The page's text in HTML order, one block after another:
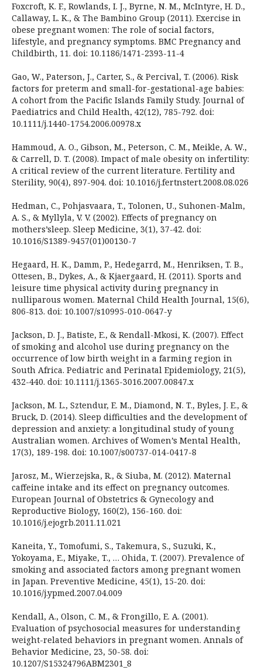
Foxcroft, K. F., Rowlands, I. J., Byrne, N. M., McIntyre, H. D.,
Callaway, L. K., & The Bambino Group (2011). Exercise in
obese pregnant women: The role of social factors,
lifestyle, and pregnancy symptoms. BMC Pregnancy and
Childbirth, 11. doi: 10.1186/1471-2393-11-4
Gao, W., Paterson, J., Carter, S., & Percival, T. (2006). Risk
factors for preterm and small-for-gestational-age babies:
A cohort from the Pacific Islands Family Study. Journal of
Paediatrics and Child Health, 42(12), 785-792. doi:
10.1111/j.1440-1754.2006.00978.x
Hammoud, A. O., Gibson, M., Peterson, C. M., Meikle, A. W.,
& Carrell, D. T. (2008). Impact of male obesity on infertility:
A critical review of the current literature. Fertility and
Sterility, 90(4), 897-904. doi: 10.1016/j.fertnstert.2008.08.026
Hedman, C., Pohjasvaara, T., Tolonen, U., Suhonen-Malm,
A. S., & Myllyla, V. V. (2002). Effects of pregnancy on
mothers’sleep. Sleep Medicine, 3(1), 37-42. doi:
10.1016/S1389-9457(01)00130-7
Hegaard, H. K., Damm, P., Hedegarrd, M., Henriksen, T. B.,
Ottesen, B., Dykes, A., & Kjaergaard, H. (2011). Sports and
leisure time physical activity during pregnancy in
nulliparous women. Maternal Child Health Journal, 15(6),
806-813. doi: 10.1007/s10995-010-0647-y
Jackson, D. J., Batiste, E., & Rendall-Mkosi, K. (2007). Effect
of smoking and alcohol use during pregnancy on the
occurrence of low birth weight in a farming region in
South Africa. Pediatric and Perinatal Epidemiology, 21(5),
432-440. doi: 10.1111/j.1365-3016.2007.00847.x
Jackson, M. L., Sztendur, E. M., Diamond, N. T., Byles, J. E., &
Bruck, D. (2014). Sleep difficulties and the development of
depression and anxiety: a longitudinal study of young
Australian women. Archives of Women’s Mental Health,
17(3), 189-198. doi: 10.1007/s00737-014-0417-8
Jarosz, M., Wierzejska, R., & Siuba, M. (2012). Maternal
caffeine intake and its effect on pregnancy outcomes.
European Journal of Obstetrics & Gynecology and
Reproductive Biology, 160(2), 156-160. doi:
10.1016/j.ejogrb.2011.11.021
Kaneita, Y., Tomofumi, S., Takemura, S., Suzuki, K.,
Yokoyama, E., Miyake, T., … Ohida, T. (2007). Prevalence of
smoking and associated factors among pregnant women
in Japan. Preventive Medicine, 45(1), 15-20. doi:
10.1016/j.ypmed.2007.04.009
Kendall, A., Olson, C. M., & Frongillo, E. A. (2001).
Evaluation of psychosocial measures for understanding
weight-related behaviors in pregnant women. Annals of
Behavior Medicine, 23, 50-58. doi:
10.1207/S15324796ABM2301_8